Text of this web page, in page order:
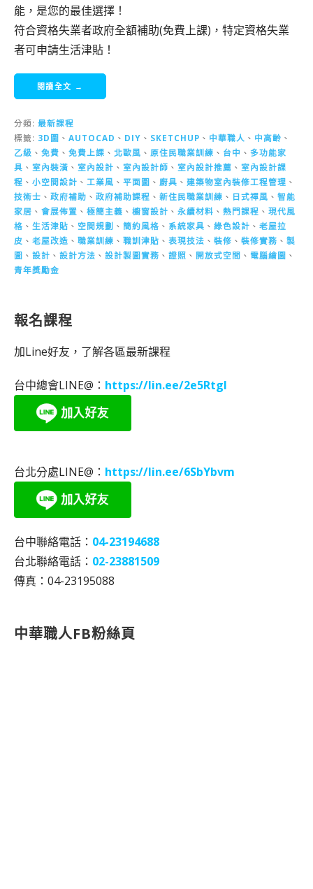
能，是您的最佳選擇！
符合資格失業者政府全額補助(免費上課)，特定資格失業
者可申請生活津貼！
閱讀全文 →
分類: 最新課程
標籤: 3D圖 、 AUTOCAD 、 DIY 、 SKETCHUP 、 中華職人 、 中高齡 、
乙級 、 免費 、 免費上課 、 北歐風 、 原住民職業訓練 、 台中 、 多功能家
具 、 室內裝潢 、 室內設計 、 室內設計師 、 室內設計推薦 、 室內設計課
程 、 小空間設計 、 工業風 、 平面圖 、 廚具 、 建築物室內裝修工程管理 、
技術士 、 政府補助 、 政府補助課程 、 新住民職業訓練 、 日式禪風 、 智能
家居 、 會展佈置 、 極簡主義 、 櫥窗設計 、 永續材料 、 熱門課程 、 現代風
格 、 生活津貼 、 空間規劃 、 簡約風格 、 系統家具 、 綠色設計 、 老屋拉
皮 、 老屋改造 、 職業訓練 、 職訓津貼 、 表現技法 、 裝修 、 裝修實務 、 製
圖 、 設計 、 設計方法 、 設計製圖實務 、 證照 、 開放式空間 、 電腦繪圖 、
青年獎勵金
報名課程
加Line好友，了解各區最新課程
台中總會LINE@： https://lin.ee/2e5RtgI
台北分處LINE@： https://lin.ee/6SbYbvm
台中聯絡電話： 04-23194688
台北聯絡電話： 02-23881509
傳真：04-23195088
中華職人FB粉絲頁